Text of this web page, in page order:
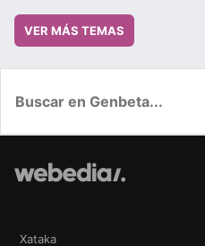
VER MÁS TEMAS
Xataka